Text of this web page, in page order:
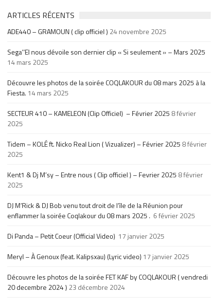
ARTICLES RÉCENTS
ADE440 – GRAMOUN ( clip officiel ) 24 novembre 2025
Sega’’El nous dévoile son dernier clip « Si seulement » – Mars 2025
14 mars 2025
Découvre les photos de la soirée COQLAKOUR du 08 mars 2025 à la
Fiesta. 14 mars 2025
SECTEUR 410 – KAMELEON (Clip Officiel) – Février 2025 8 février
2025
Tidem – KOLÉ ft. Nicko Real Lion ( Vizualizer) – Février 2025 8 février
2025
Kent1 & Dj M’sy – Entre nous ( Clip officiel ) – Fevrier 2025 8 février
2025
DJ M’Rick & DJ Bob venu tout droit de l’île de la Réunion pour
enflammer la soirée Coqlakour du 08 mars 2025 . 6 février 2025
Di Panda – Petit Coeur (Official Video) 17 janvier 2025
Meryl – À Genoux (feat. Kalipsxau) (Lyric video) 17 janvier 2025
Découvre les photos de la soirée FET KAF by COQLAKOUR ( vendredi
20 decembre 2024 ) 23 décembre 2024